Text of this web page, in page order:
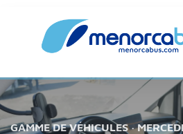
GAMME DE VÉHICULES ·